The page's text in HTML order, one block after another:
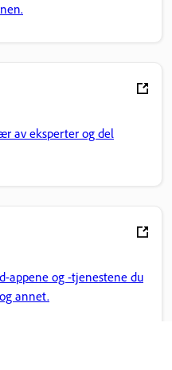
av eksperter og del
appene og -tjenestene du
annet.